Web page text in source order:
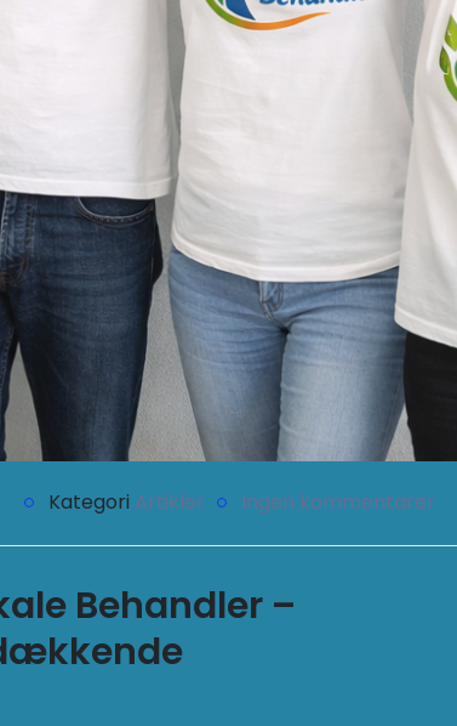
Kategori Artikler Ingen kommentarer
Behandler –